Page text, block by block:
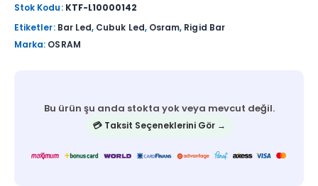
Stok Kodu: KTF-L10000142
Etiketler: Bar Led, Cubuk Led, Osram, Rigid Bar
Marka: OSRAM
Bu ürün şu anda stokta yok veya mevcut değil.
💳 Taksit Seçeneklerini Gör →